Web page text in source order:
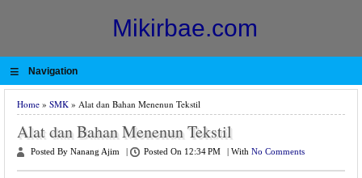
Mikirbae.com
≡ Navigation
Home » SMK » Alat dan Bahan Menenun Tekstil
Alat dan Bahan Menenun Tekstil
Posted By Nanang Ajim Posted On 12:34 PM With No Comments